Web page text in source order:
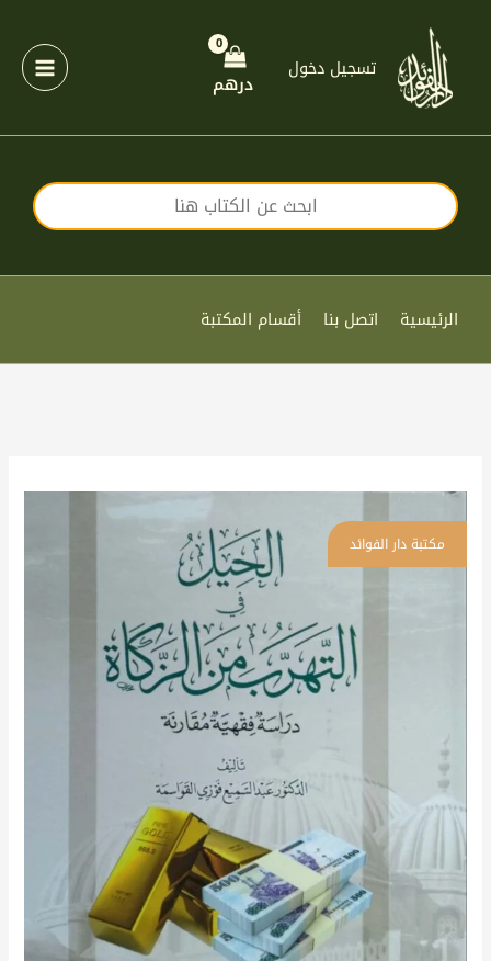
المحتوى
تسجيل دخول
درهم
الرئيسية اتصل بنا أقسام المكتبة
التهرب